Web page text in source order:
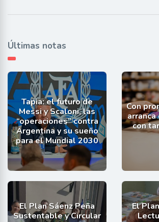
Últimas notas
Tapia: el futuro de
Messi y Scaloni, las
“operaciones” contra
Argentina y su sueño
para el Mundial 2030
Con
con
El Plan Sáenz Peña
Sustentable y Circular
El